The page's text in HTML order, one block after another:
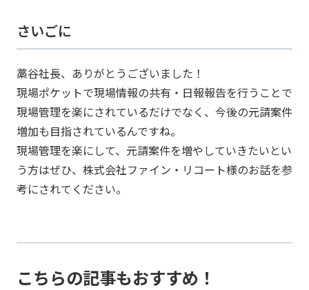
さいごに
藁谷社長、ありがとうございました！
現場ポケットで現場情報の共有・日報報告を行うことで
現場管理を楽にされているだけでなく、今後の元請案件
増加も目指されているんですね。
現場管理を楽にして、元請案件を増やしていきたいとい
う方はぜひ、株式会社ファイン・リコート様のお話を参
考にされてください。
こちらの記事もおすすめ！